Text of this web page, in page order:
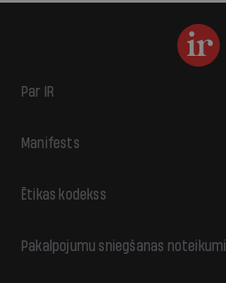
Par IR
Manifests
Ētikas kodekss
Pakalpojumu sniegšanas noteikumi